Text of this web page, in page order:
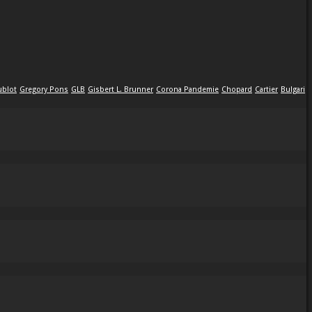
Gregory Pons GLB Gisbert L. Brunner Corona Pandemie Chopard Cartier Bulgari